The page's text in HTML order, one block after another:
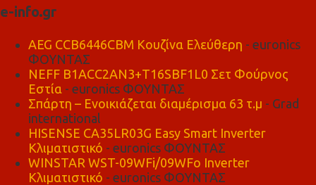
e-info.gr
AEG CCB6446CBM Κουζίνα Ελεύθερη - euronics
ΦΟΥΝΤΑΣ
NEFF B1ACC2AN3+T16SBF1L0 Σετ Φούρνος
Εστία - euronics ΦΟΥΝΤΑΣ
Σπάρτη – Ενοικιάζεται διαμέρισμα 63 τ.μ - Grad
international
HISENSE CA35LR03G Easy Smart Inverter
Κλιματιστικό - euronics ΦΟΥΝΤΑΣ
WINSTAR WST-09WFi/09WFo Inverter
Κλιματιστικό - euronics ΦΟΥΝΤΑΣ